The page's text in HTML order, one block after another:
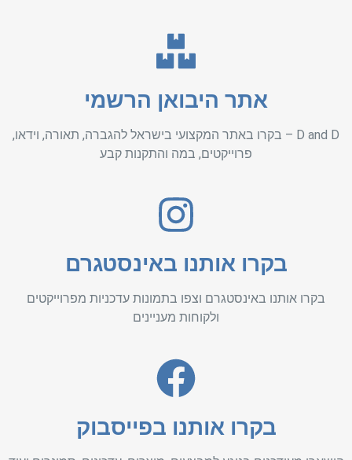
אתר היבואן הרשמי
D and D – בקרו באתר המקצועי בישראל להגברה, תאורה, וידאו,
פרוייקטים, במה והתקנות קבע
בקרו אותנו באינסטגרם
בקרו אותנו באינסטגרם וצפו בתמונות עדכניות מפרוייקטים
ולקוחות מעניינים
בקרו אותנו בפייסבוק